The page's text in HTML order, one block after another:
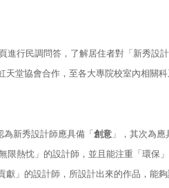
行民調問答，了解居住者對「新秀設
堂協會合作，至各大專院校室內相關
新秀設計師應具備「 創意 」，其次為
限熱忱」的設計師，並且能注重「環保
」的設計師，所設計出來的作品，能